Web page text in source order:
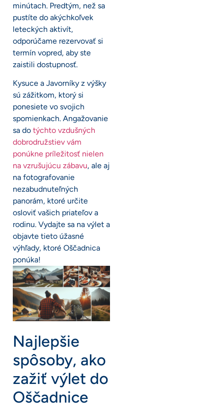
minútach. Predtým, než sa
pustíte do akýchkoľvek
leteckých aktivít,
odporúčame rezervovať si
termín vopred, aby ste
zaistili dostupnosť.
Kysuce a Javorníky z výšky
sú zážitkom, ktorý si
ponesiete vo svojich
spomienkach. Angažovanie
sa do týchto vzdušných
dobrodružstiev vám
ponúkne príležitosť nielen
na vzrušujúcu zábavu, ale aj
na fotografovanie
nezabudnuteľných
panorám, ktoré určite
osloviť vašich priateľov a
rodinu. Vydajte sa na výlet a
objavte tieto úžasné
výhľady, ktoré Oščadnica
ponúka!
Najlepšie
spôsoby, ako
zažiť výlet do
Oščadnice